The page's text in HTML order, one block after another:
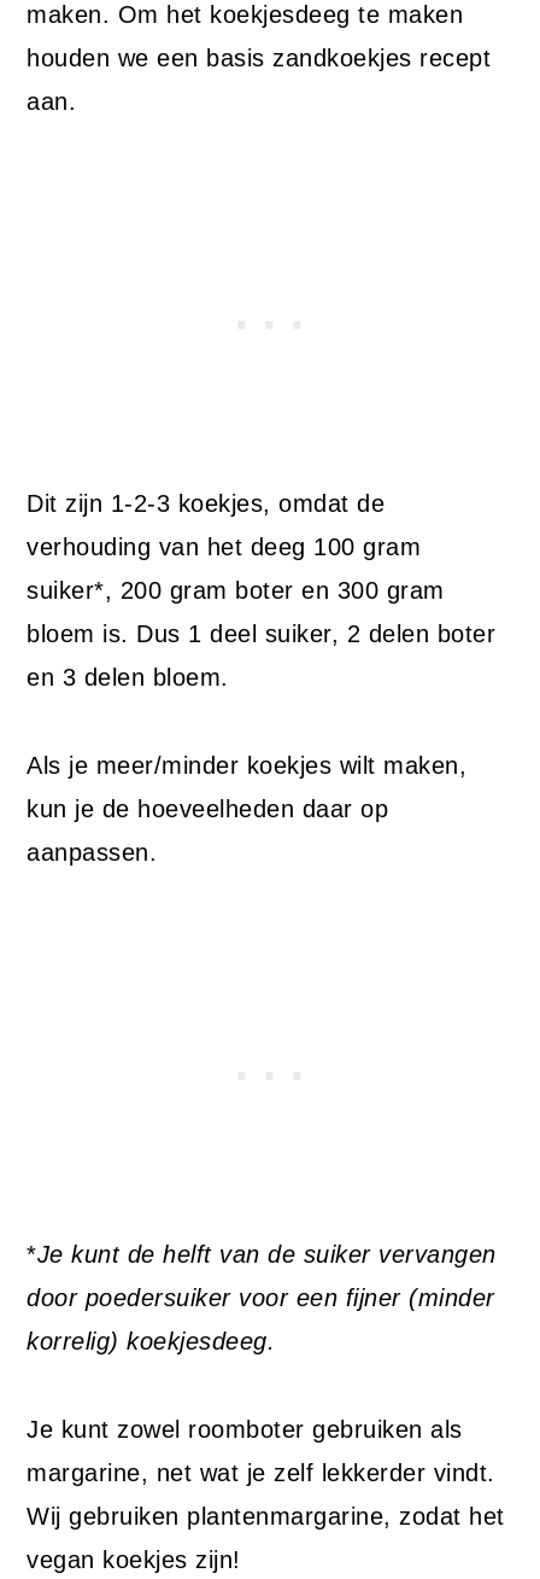
maken. Om het koekjesdeeg te maken
houden we een basis zandkoekjes recept
aan.
Dit zijn 1-2-3 koekjes, omdat de
verhouding van het deeg 100 gram
suiker*, 200 gram boter en 300 gram
bloem is. Dus 1 deel suiker, 2 delen boter
en 3 delen bloem.
Als je meer/minder koekjes wilt maken,
kun je de hoeveelheden daar op
aanpassen.
*Je kunt de helft van de suiker vervangen
door poedersuiker voor een fijner (minder
korrelig) koekjesdeeg.
Je kunt zowel roomboter gebruiken als
margarine, net wat je zelf lekkerder vindt.
Wij gebruiken plantenmargarine, zodat het
vegan koekjes zijn!